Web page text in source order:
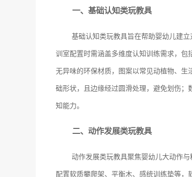
一、基础认知类玩教具
基础认知类玩教具旨在帮助婴幼儿建
训室配置时需涵盖多维度认知训练需求，包
无异味的环保材质，图案以常见动植物、
础形状，且边缘经过圆滑处理，避免划伤
知能力。
二、动作发展类玩教具
动作发展类玩教具聚焦婴幼儿大动作
配置软质攀爬架、平衡木、感统训练垫等，